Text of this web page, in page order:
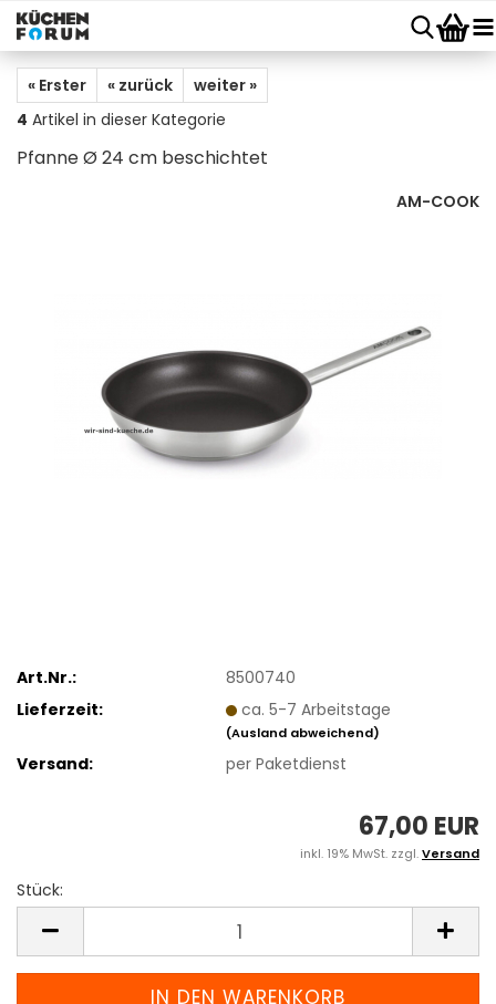
« Erster « zurück
weiter »
4 Artikel in dieser Kategorie
Pfanne Ø 24 cm beschichtet
AM-COOK
Art.Nr.:
8500740
Lieferzeit:
ca. 5-7 Arbeitstage
(Ausland abweichend)
Versand: per Paketdienst
67,00 EUR
inkl. 19% MwSt. zzgl.Versand
Stück: